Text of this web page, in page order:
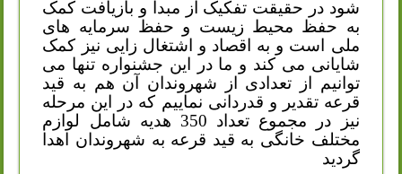
شود در حقیقت تفکیک از مبدا و بازیافت کمک
به حفظ محیط زیست و حفظ سرمایه های
ملی است و به اقصاد و اشتغال زایی نیز کمک
شایانی می کند و ما در این جشنواره تنها می
توانیم از تعدادی از شهروندان آن هم به قید
قرعه تقدیر و قدردانی نماییم که در این مرحله
نیز در مجموع تعداد 350 هدیه شامل لوازم
مختلف خانگی به قید قرعه به شهروندان اهدا
گردید